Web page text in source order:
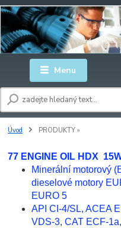
Menu
Úvod PRODUKTY »
77 ENGINE OIL HDX
Minerální motorový
dieselové motory
EURO 5
API CI-4/SL, ACEA
VDS-3, CAT ECF-